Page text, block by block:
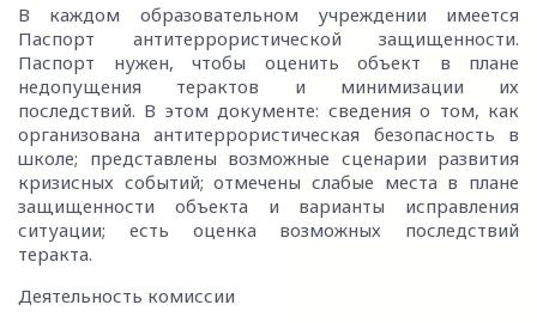
В каждом образовательном учреждении имеется
Паспорт антитеррористической защищенности.
Паспорт нужен, чтобы оценить объект в плане
недопущения терактов и минимизации их
последствий. В этом документе: сведения о том, как
организована антитеррористическая безопасность в
школе; представлены возможные сценарии развития
кризисных событий; отмечены слабые места в плане
защищенности объекта и варианты исправления
ситуации; есть оценка возможных последствий
теракта.
Деятельность комиссии